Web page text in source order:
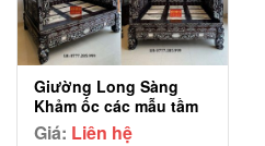
Giường Long Sàng
Khảm ốc các mẫu tầm
trung MS: 06
Giá: Liên hệ